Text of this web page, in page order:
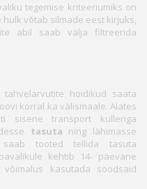
tegemise kriteeriumiks on
võtab silmade eest kirjuks,
abil saab välja filtreerida
hoidikud saata
korral ka välismaale. Alates
sisene transport kulleriga
tasuta ning lähimasse
saab tooted tellida tasuta
kehtib 14- päevane
kasutada soodsaid